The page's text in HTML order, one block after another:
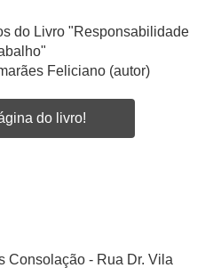
do Livro "Responsabilidade
Feliciano (autor)
do livro!
Consolação - Rua Dr. Vila